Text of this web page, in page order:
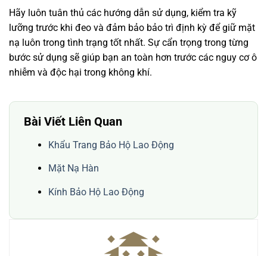
Hãy luôn tuân thủ các hướng dẫn sử dụng, kiểm tra kỹ
lưỡng trước khi đeo và đảm bảo bảo trì định kỳ để giữ mặt
nạ luôn trong tình trạng tốt nhất. Sự cẩn trọng trong từng
bước sử dụng sẽ giúp bạn an toàn hơn trước các nguy cơ ô
nhiễm và độc hại trong không khí.
Bài Viết Liên Quan
Khẩu Trang Bảo Hộ Lao Động
Mặt Nạ Hàn
Kính Bảo Hộ Lao Động